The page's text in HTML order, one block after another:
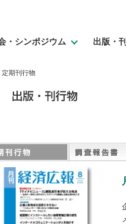
・シンポジウム 出版・
定期刊行物